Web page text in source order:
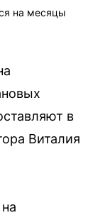
на месяцы
в
Виталия